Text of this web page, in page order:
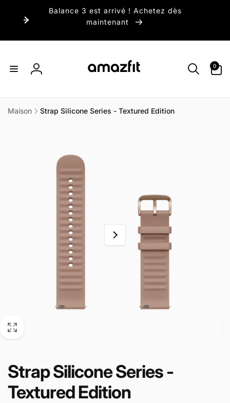
Balance 3 est arrivé ! Achetez dès
maintenant
Connexion
0
0 article
Maison
Strap Silicone Series - Textured Edition
Strap Silicone Series -
Textured Edition